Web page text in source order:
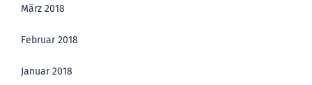
März 2018
Februar 2018
Januar 2018